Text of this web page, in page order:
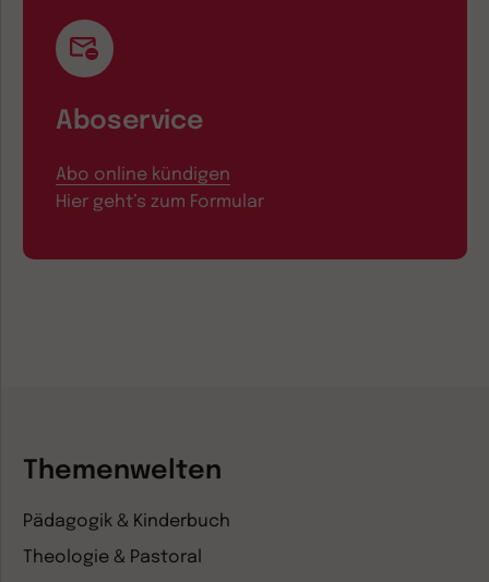
Aboservice
Abo online kündigen
Hier geht’s zum Formular
Themenwelten
Pädagogik & Kinderbuch
Theologie & Pastoral